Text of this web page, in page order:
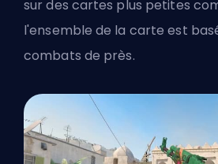
sur des cartes plus petites
l'ensemble de la carte est
combats de près.